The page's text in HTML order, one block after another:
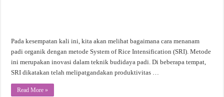
Pada kesempatan kali ini, kita akan melihat bagaimana cara menanam
padi organik dengan metode System of Rice Intensification (SRI). Metode
ini merupakan inovasi dalam teknik budidaya padi. Di beberapa tempat,
SRI dikatakan telah melipatgandakan produktivitas …
Read More »